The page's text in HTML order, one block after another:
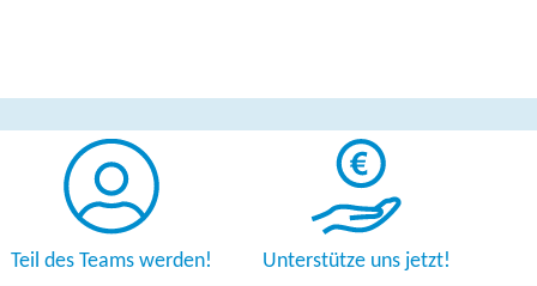
Teil des Teams werden! Unterstütze uns jetzt!